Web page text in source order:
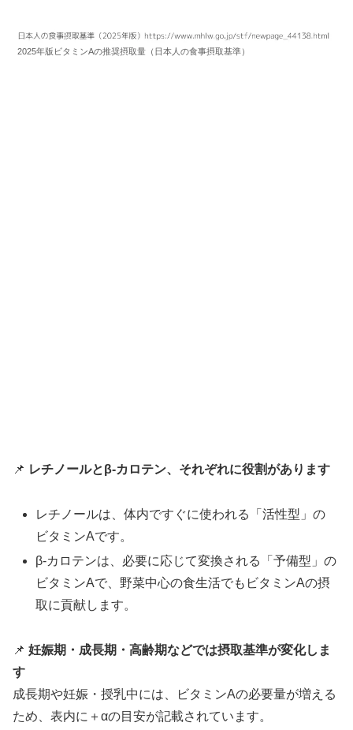
2025年版ビタミンAの推奨摂取量（日本人の食事摂取基準）
📌 レチノールとβ-カロテン、それぞれに役割があります
レチノールは、体内ですぐに使われる「活性型」の
ビタミンAです。
β-カロテンは、必要に応じて変換される「予備型」の
ビタミンAで、野菜中心の食生活でもビタミンAの摂
取に貢献します。
📌 妊娠期・成長期・高齢期などでは摂取基準が変化しま
す
成長期や妊娠・授乳中には、ビタミンAの必要量が増える
ため、表内に＋αの目安が記載されています。